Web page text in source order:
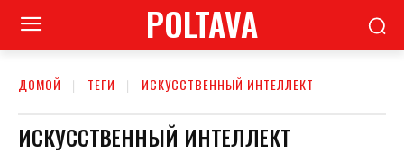
POLTAVA
ДОМОЙ ТЕГИ ИСКУССТВЕННЫЙ ИНТЕЛЛЕКТ
ИСКУССТВЕННЫЙ ИНТЕЛЛЕКТ